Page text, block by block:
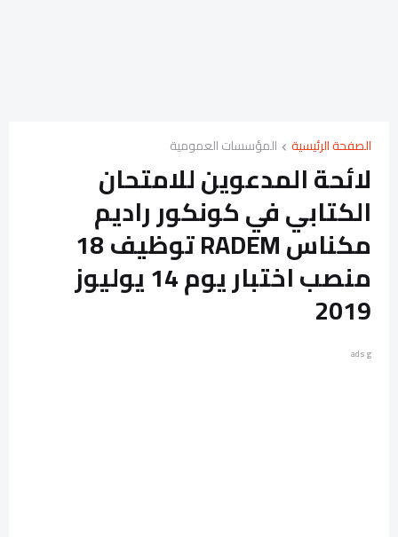
الصفحة الرئيسية المؤسسات العمومية
لائحة المدعوين للامتحان
الكتابي في كونكور راديم
مكناس RADEM توظيف 18
منصب اختبار يوم 14 يوليوز
2019
ads g